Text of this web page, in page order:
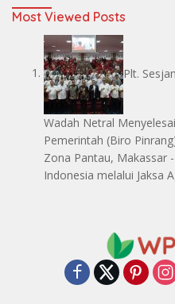
Most Viewed Posts
Plt.
Wadah Netral
Pemerintah (Biro
Zona Pantau, Makassar
Indonesia melalui Jaksa